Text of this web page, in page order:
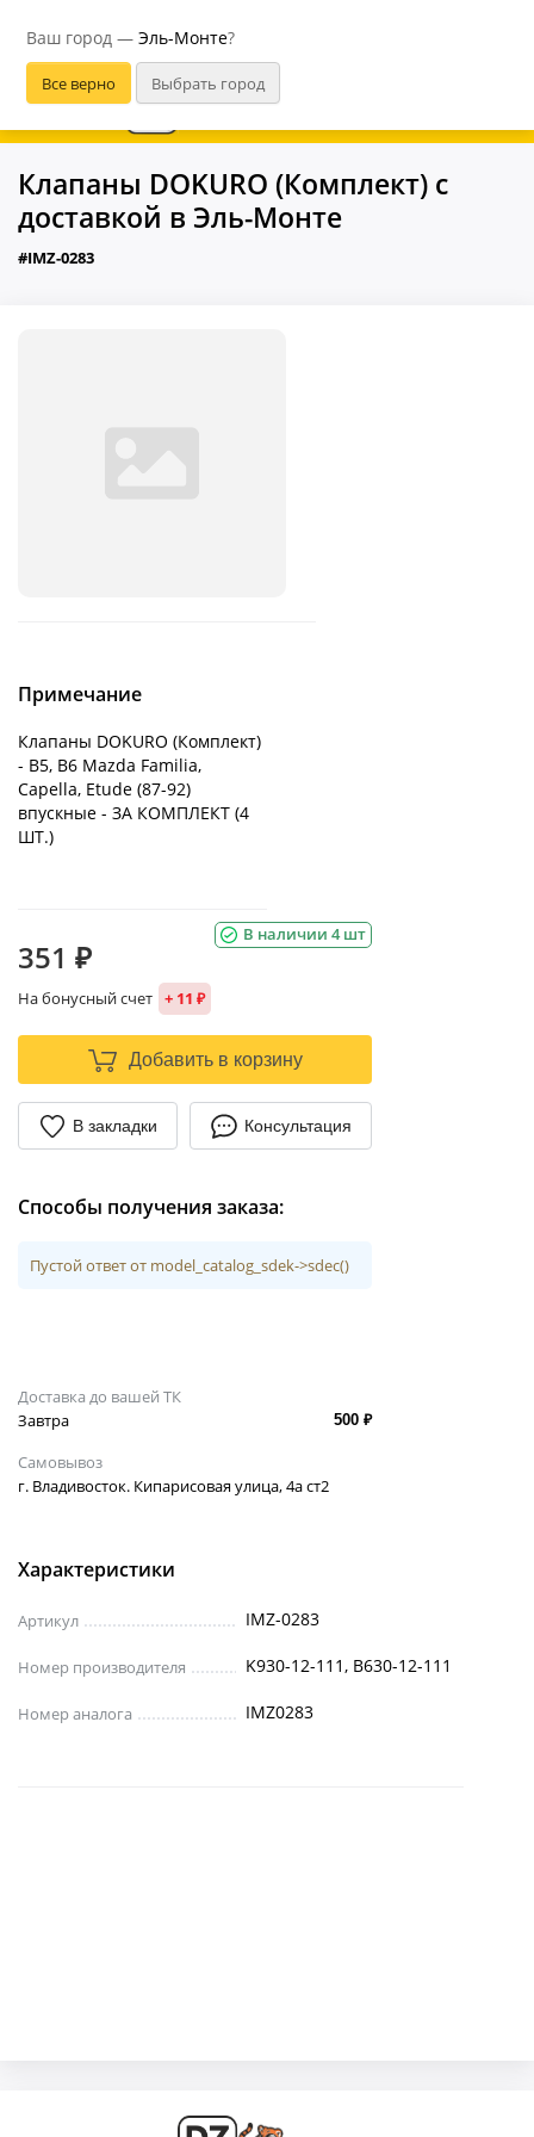
Ваш город — Эль-Монте?
В приложении удобнее
Клапаны DOKURO (Комплект) с
доставкой в Эль-Монте
#IMZ-0283
Примечание
Клапаны DOKURO (Комплект)
- B5, B6 Mazda Familia,
Capella, Etude (87-92)
впускные - ЗА КОМПЛЕКТ (4
ШТ.)
В наличии 4 шт
351 ₽
На бонусный счет + 11 ₽
Добавить в корзину
В закладки Консультация
Способы получения заказа:
Пустой ответ от model_catalog_sdek->sdec()
Доставка до вашей ТК
Завтра
500 ₽
Самовывоз
г. Владивосток. Кипарисовая улица, 4а ст2
Характеристики
Артикул IMZ-0283
Номер производителя K930-12-111, B630-12-111
Номер аналога IMZ0283